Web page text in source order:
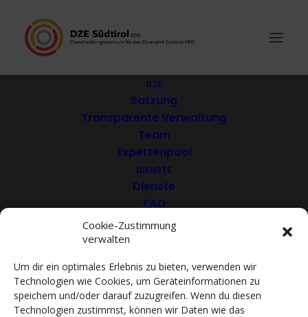
Cookie-Zustimmung
verwalten
Um dir ein optimales Erlebnis zu bieten, verwenden wir
Technologien wie Cookies, um Geräteinformationen zu
speichern und/oder darauf zuzugreifen. Wenn du diesen
Technologien zustimmst, können wir Daten wie das
DZE
Satzung
Transparente Verwaltung
Team
Expertenpool
DIENSTE
Dienste
FAQ
Download
Mitglied werden
ACADEMY
VIDEOTHEK
SOS Papageien |
Artenschutzzentrum St.